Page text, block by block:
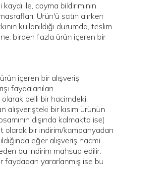
ile, cayma bildiriminin
Ürün'ü satın alırken
kullanıldığı durumda, teslim
birden fazla ürün içeren bir
içeren bir alışveriş
faydalanılan
belli bir hacimdeki
alışverişteki bir kısım ürünün
dışında kalmakta ise)
olarak bir indirim/kampanyadan
eğer alışveriş hacmi
bu indirim mahsup edilir.
faydadan yararlanmış ise bu